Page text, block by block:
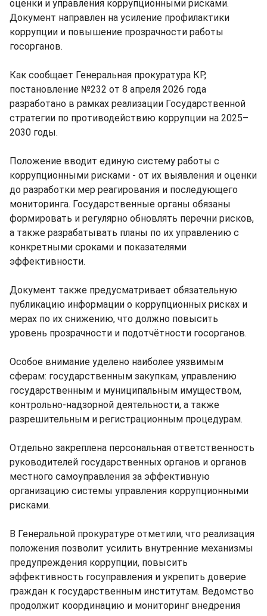
оценки и управления коррупционными рисками.
Документ направлен на усиление профилактики
коррупции и повышение прозрачности работы
госорганов.
Как сообщает Генеральная прокуратура КР,
постановление №232 от 8 апреля 2026 года
разработано в рамках реализации Государственной
стратегии по противодействию коррупции на 2025–
2030 годы.
Положение вводит единую систему работы с
коррупционными рисками - от их выявления и оценки
до разработки мер реагирования и последующего
мониторинга. Государственные органы обязаны
формировать и регулярно обновлять перечни рисков,
а также разрабатывать планы по их управлению с
конкретными сроками и показателями
эффективности.
Документ также предусматривает обязательную
публикацию информации о коррупционных рисках и
мерах по их снижению, что должно повысить
уровень прозрачности и подотчётности госорганов.
Особое внимание уделено наиболее уязвимым
сферам: государственным закупкам, управлению
государственным и муниципальным имуществом,
контрольно-надзорной деятельности, а также
разрешительным и регистрационным процедурам.
Отдельно закреплена персональная ответственность
руководителей государственных органов и органов
местного самоуправления за эффективную
организацию системы управления коррупционными
рисками.
В Генеральной прокуратуре отметили, что реализация
положения позволит усилить внутренние механизмы
предупреждения коррупции, повысить
эффективность госуправления и укрепить доверие
граждан к государственным институтам. Ведомство
продолжит координацию и мониторинг внедрения